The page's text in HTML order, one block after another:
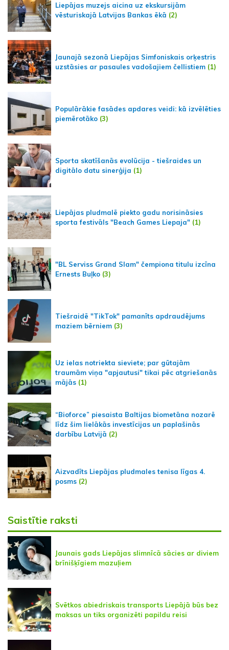
Liepājas muzejs aicina uz ekskursijām
vēsturiskajā Latvijas Bankas ēkā (2)
Jaunajā sezonā Liepājas Simfoniskais orķestris
uzstāsies ar pasaules vadošajiem čellistiem (1)
Populārākie fasādes apdares veidi: kā izvēlēties
piemērotāko (3)
Sporta skatīšanās evolūcija - tiešraides un
digitālo datu sinerģija (1)
Liepājas pludmalē piekto gadu norisināsies
sporta festivāls "Beach Games Liepaja" (1)
"BL Serviss Grand Slam" čempiona titulu izcīna
Ernests Buļko (3)
Tiešraidē "TikTok" pamanīts apdraudējums
maziem bērniem (3)
Uz ielas notriekta sieviete; par gūtajām
traumām viņa "apjautusi" tikai pēc atgriešanās
mājās (1)
“Bioforce” piesaista Baltijas biometāna nozarē
līdz šim lielākās investīcijas un paplašinās
darbību Latvijā (2)
Aizvadīts Liepājas pludmales tenisa līgas 4.
posms (2)
Saistītie raksti
Jaunais gads Liepājas slimnīcā sācies ar diviem
brīnišķīgiem mazuļiem
Svētkos abiedriskais transports Liepājā būs bez
maksas un tiks organizēti papildu reisi